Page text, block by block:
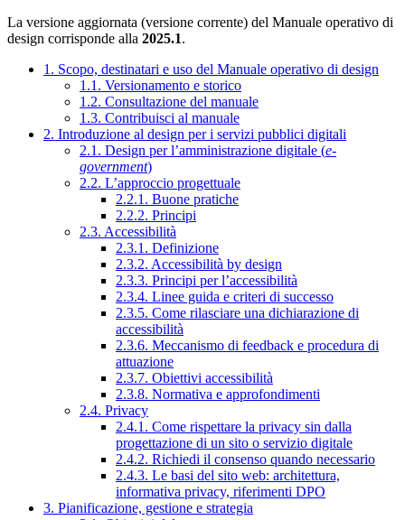
La versione aggiornata (versione corrente) del Manuale operativo di
design corrisponde alla 2025.1.
1. Scopo, destinatari e uso del Manuale operativo di design
1.1. Versionamento e storico
1.2. Consultazione del manuale
1.3. Contribuisci al manuale
2. Introduzione al design per i servizi pubblici digitali
2.1. Design per l’amministrazione digitale (e-
government)
2.2. L’approccio progettuale
2.2.1. Buone pratiche
2.2.2. Principi
2.3. Accessibilità
2.3.1. Definizione
2.3.2. Accessibilità by design
2.3.3. Principi per l’accessibilità
2.3.4. Linee guida e criteri di successo
2.3.5. Come rilasciare una dichiarazione di
accessibilità
2.3.6. Meccanismo di feedback e procedura di
attuazione
2.3.7. Obiettivi accessibilità
2.3.8. Normativa e approfondimenti
2.4. Privacy
2.4.1. Come rispettare la privacy sin dalla
progettazione di un sito o servizio digitale
2.4.2. Richiedi il consenso quando necessario
2.4.3. Le basi del sito web: architettura,
informativa privacy, riferimenti DPO
3. Pianificazione, gestione e strategia